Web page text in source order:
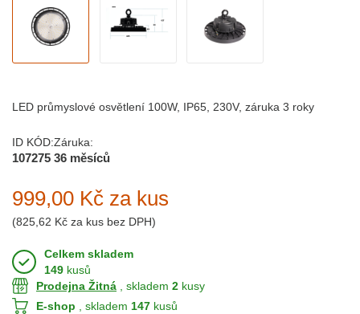
LED průmyslové osvětlení 100W, IP65, 230V, záruka 3 roky
ID KÓD:
107275
Záruka:
36 měsíců
999,00 Kč za kus
(825,62 Kč za kus bez DPH)
Celkem skladem
149 kusů
Prodejna Žitná , skladem 2 kusy
E-shop , skladem 147 kusů